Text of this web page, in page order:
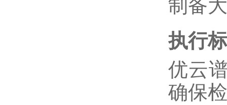
制备
执行
优云
确保